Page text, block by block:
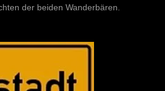
der beiden Wanderbären.